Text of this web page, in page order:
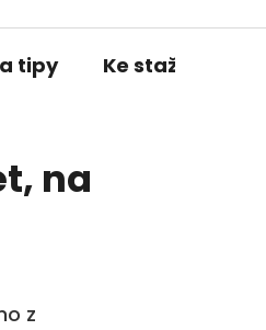
tipy Ke stažení
na
z